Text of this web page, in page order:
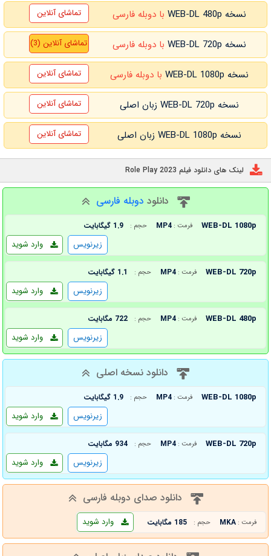
نسخه WEB-DL 480p با دوبله فارسی تماشای آنلاین
نسخه WEB-DL 720p با دوبله فارسی تماشای آنلاین (3)
نسخه WEB-DL 1080p با دوبله فارسی تماشای آنلاین
نسخه WEB-DL 720p زبان اصلی تماشای آنلاین
نسخه WEB-DL 1080p زبان اصلی تماشای آنلاین
لینک های دانلود فیلم Role Play 2023
دانلود دوبله فارسی
WEB-DL 1080p فرمت : MP4 حجم : 1.9 گیگابایت
وارد شوید زیرنویس
WEB-DL 720p فرمت : MP4 حجم : 1.1 گیگابایت
وارد شوید زیرنویس
WEB-DL 480p فرمت : MP4 حجم : 722 مگابایت
وارد شوید زیرنویس
دانلود نسخه اصلی
WEB-DL 1080p فرمت : MP4 حجم : 1.9 گیگابایت
وارد شوید زیرنویس
WEB-DL 720p فرمت : MP4 حجم : 934 مگابایت
وارد شوید زیرنویس
دانلود صدای دوبله فارسی
فرمت : MKA حجم : 185 مگابایت وارد شوید